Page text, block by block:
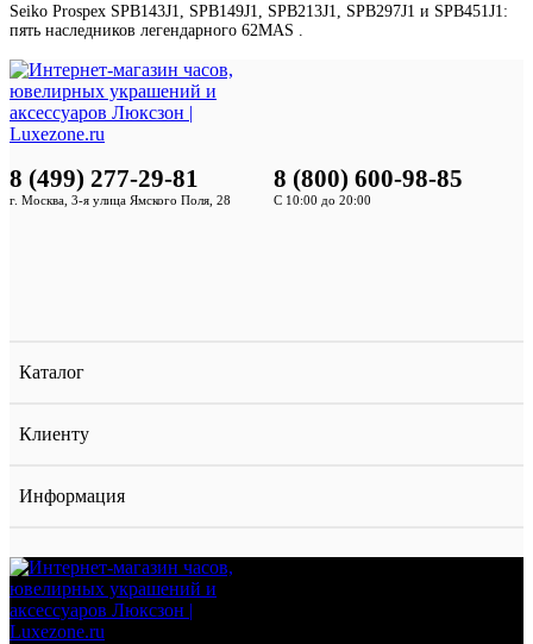
Seiko Prospex SPB143J1, SPB149J1, SPB213J1, SPB297J1 и SPB451J1:
пять наследников легендарного 62MAS .
Каталог
Клиенту
Информация
8 (499) 277-29-81
г. Москва, 3-я улица Ямского Поля, 28
8 (800) 600-98-85
С 10:00 до 20:00